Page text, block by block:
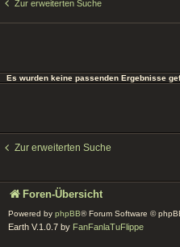
Zur erweiterten Suche
Es wurden keine passenden Ergebnisse
Zur erweiterten Suche
Foren-Übersicht
Powered by phpBB® Forum Software ©
Earth V.1.0.7 by FanFanlaTuFlippe